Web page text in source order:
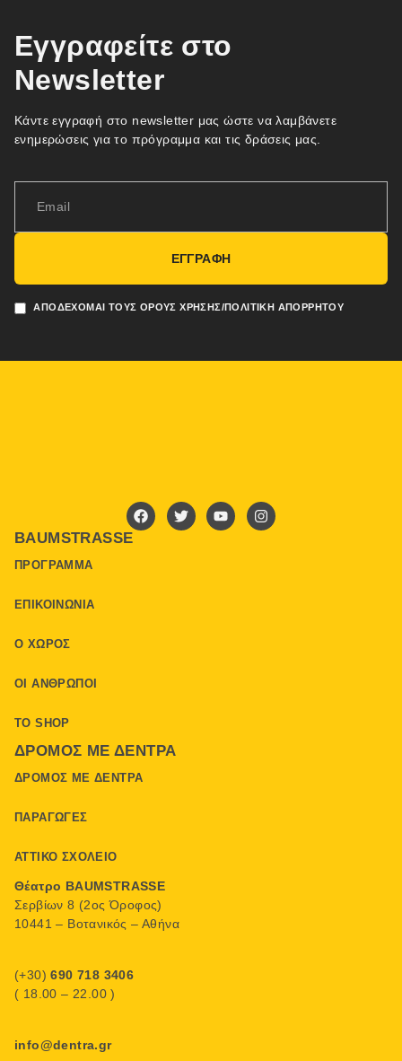
Εγγραφείτε στο
Newsletter
Κάντε εγγραφή στο newsletter μας ώστε να λαμβάνετε
ενημερώσεις για το πρόγραμμα και τις δράσεις μας.
ΑΠΟΔΈΧΟΜΑΙ ΤΟΥΣ ΌΡΟΥΣ ΧΡΉΣΗΣ/ΠΟΛΙΤΙΚΉ ΑΠΟΡΡΉΤΟΥ
ΕΓΓΡΑΦΗ
BAUMSTRASSE
ΠΡΌΓΡΑΜΜΑ
ΕΠΙΚΟΙΝΩΝΊΑ
Ο ΧΏΡΟΣ
ΟΙ ΆΝΘΡΩΠΟΙ
ΤΟ SHOP
ΔΡΌΜΟΣ ΜΕ ΔΈΝΤΡΑ
ΔΡΌΜΟΣ ΜΕ ΔΈΝΤΡΑ
ΠΑΡΑΓΩΓΈΣ
ΑΤΤΙΚΌ ΣΧΟΛΕΊΟ
Θέατρο BAUMSTRASSE
Σερβίων 8 (2ος Όροφος)
10441 – Βοτανικός – Αθήνα
(+30)690 718 3406
( 18.00 – 22.00 )
info@dentra.gr